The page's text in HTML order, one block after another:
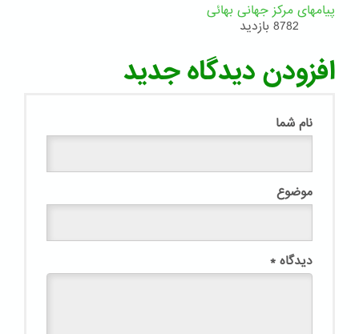
پیامهای مرکز جهانی بهائی
8782 بازدید
افزودن دیدگاه جدید
نام شما
موضوع
دیدگاه *